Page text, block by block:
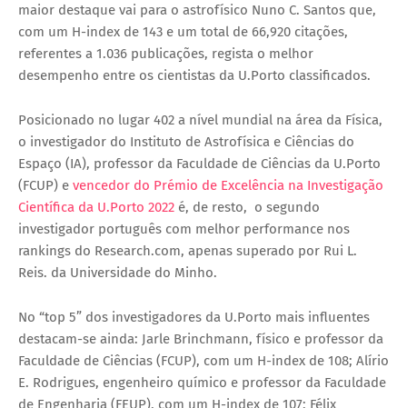
maior destaque vai para o astrofísico Nuno C. Santos que,
com um H-index de 143 e um total de 66,920 citações,
referentes a 1.036 publicações, regista o melhor
desempenho entre os cientistas da U.Porto classificados.
Posicionado no lugar 402 a nível mundial na área da Física,
o investigador do Instituto de Astrofísica e Ciências do
Espaço (IA), professor da Faculdade de Ciências da U.Porto
(FCUP) e vencedor do Prémio de Excelência na Investigação
Científica da U.Porto 2022 é, de resto, o segundo
investigador português com melhor performance nos
rankings do Research.com, apenas superado por Rui L.
Reis. da Universidade do Minho.
No “top 5” dos investigadores da U.Porto mais influentes
destacam-se ainda: Jarle Brinchmann, físico e professor da
Faculdade de Ciências (FCUP), com um H-index de 108; Alírio
E. Rodrigues, engenheiro químico e professor da Faculdade
de Engenharia (FEUP), com um H-index de 107; Félix